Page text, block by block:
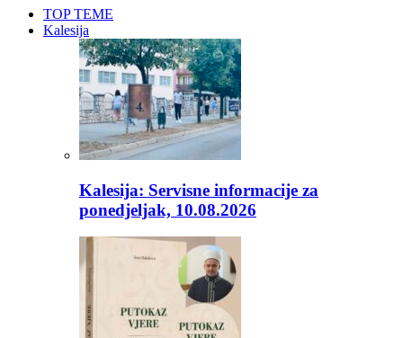
TOP TEME
Kalesija
Kalesija: Servisne informacije za
ponedjeljak, 10.08.2026